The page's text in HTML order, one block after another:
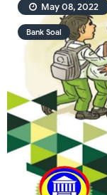
Bank Soal
May 08, 2022